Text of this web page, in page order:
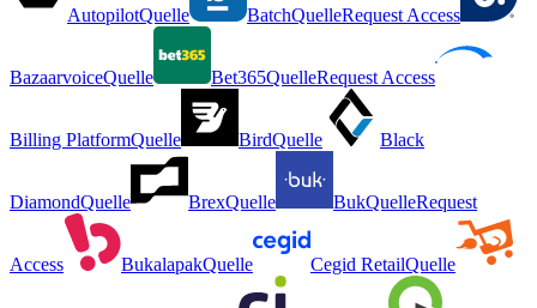
AutopilotQuelle BatchQuelleRequest Access
BazaarvoiceQuelle Bet365QuelleRequest Access
Billing PlatformQuelle BirdQuelle Black
DiamondQuelle BrexQuelle BukQuelleRequest
Access BukalapakQuelle Cegid RetailQuelle